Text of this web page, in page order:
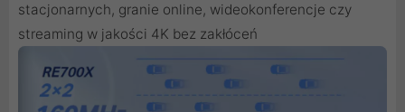
stacjonarnych, granie online, wideokonferencje czy
streaming w jakości 4K bez zakłóceń